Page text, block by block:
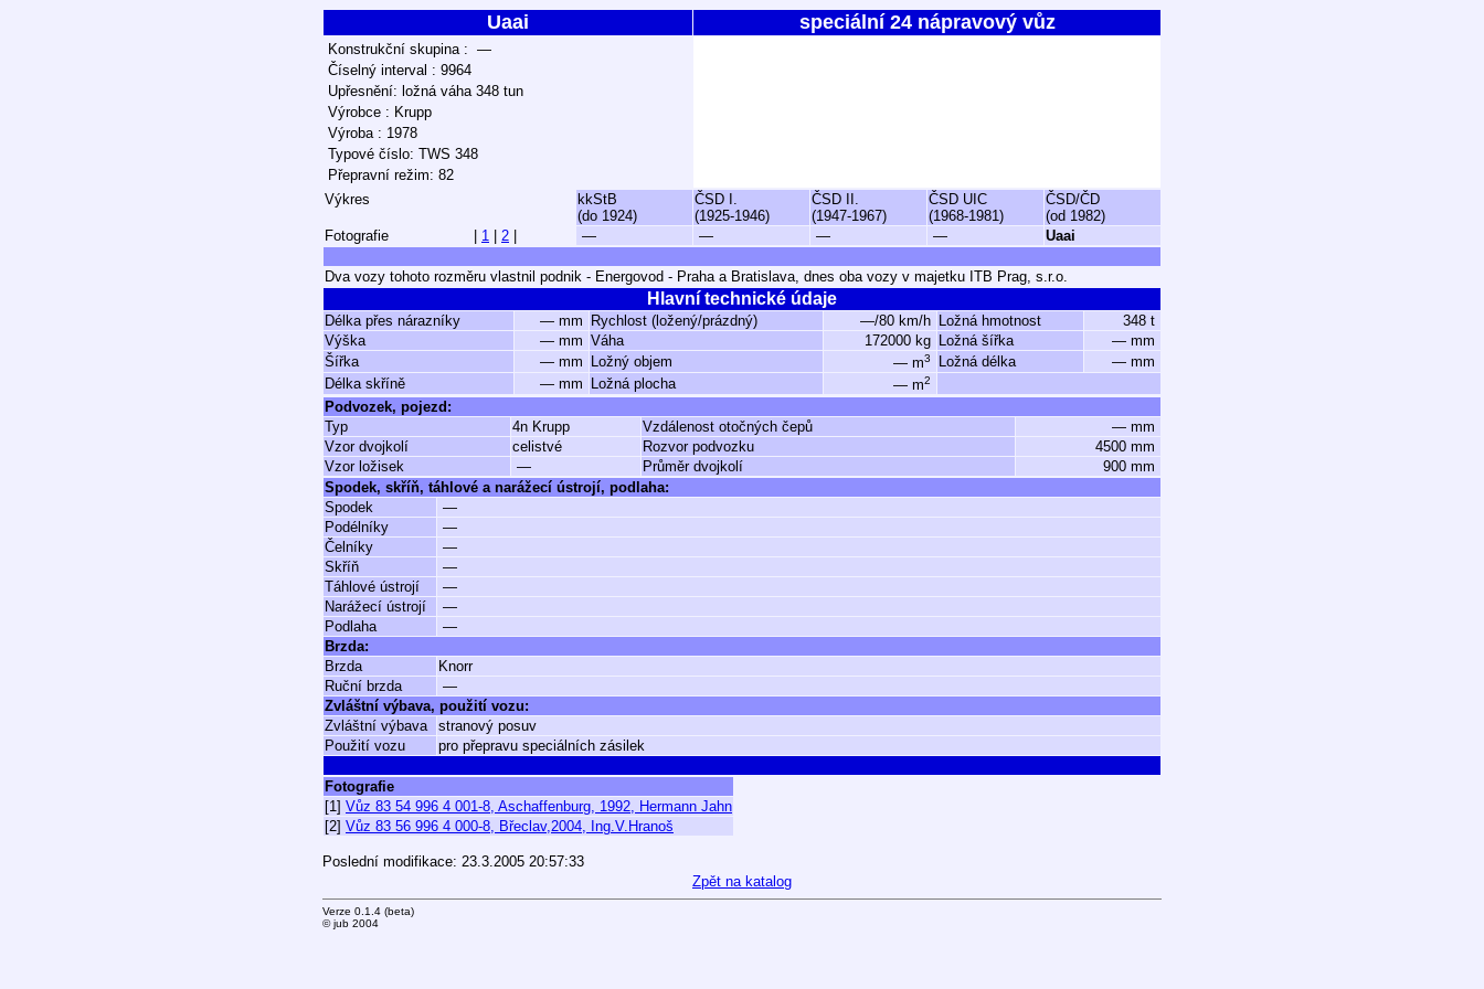
Uaai speciální 24 nápravový vůz
Konstrukční skupina : —
Číselný interval : 9964
Upřesnění: ložná váha 348 tun
Výrobce : Krupp
Výroba : 1978
Typové číslo: TWS 348
Přepravní režim: 82
Výkres
kkStB
(do 1924)
ČSD I.
(1925-1946)
ČSD II.
(1947-1967)
ČSD UIC
(1968-1981)
ČSD/ČD
(od 1982)
Fotografie
1 2 — — — — Uaai
Dva vozy tohoto rozměru vlastnil podnik - Energovod - Praha a Bratislava, dnes oba vozy v majetku ITB Prag, s.r.o.
Hlavní technické údaje
Délka přes nárazníky — mm Rychlost (ložený/prázdný) —/80 km/h Ložná hmotnost
348 t
Výška
— mm Váha 172000 kg Ložná šířka
— mm
Šířka
— mm Ložný objem — m3 Ložná délka
— mm
Délka skříně
— mm Ložná plocha — m2
Podvozek, pojezd:
Typ
4n Krupp Vzdálenost otočných čepů
— mm
Vzor dvojkolí
celistvé Rozvor podvozku
4500 mm
Vzor ložisek
— Průměr dvojkolí
900 mm
Spodek, skříň, táhlové a narážecí ústrojí, podlaha:
Spodek
—
Podélníky
—
Čelníky
—
Skříň
—
Táhlové ústrojí
—
Narážecí ústrojí
—
Podlaha
—
Brzda:
Brzda
Knorr
Ruční brzda
—
Zvláštní výbava, použití vozu:
Zvláštní výbava
stranový posuv
Použití vozu
pro přepravu speciálních zásilek
Fotografie
[1] Vůz 83 54 996 4 001-8, Aschaffenburg, 1992, Hermann Jahn
[2] Vůz 83 56 996 4 000-8, Břeclav,2004, Ing.V.Hranoš
Poslední modifikace: 23.3.2005 20:57:33
Zpět na katalog
Verze 0.1.4 (beta)
© jub 2004